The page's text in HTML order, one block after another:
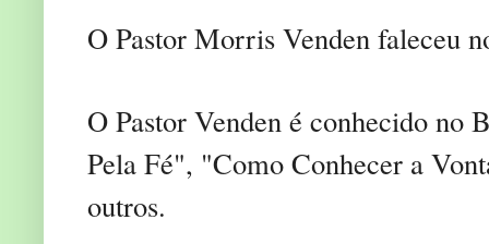
O Pastor Morris Venden faleceu
O Pastor Venden é conhecido no
Pela Fé", "Como Conhecer a
outros.